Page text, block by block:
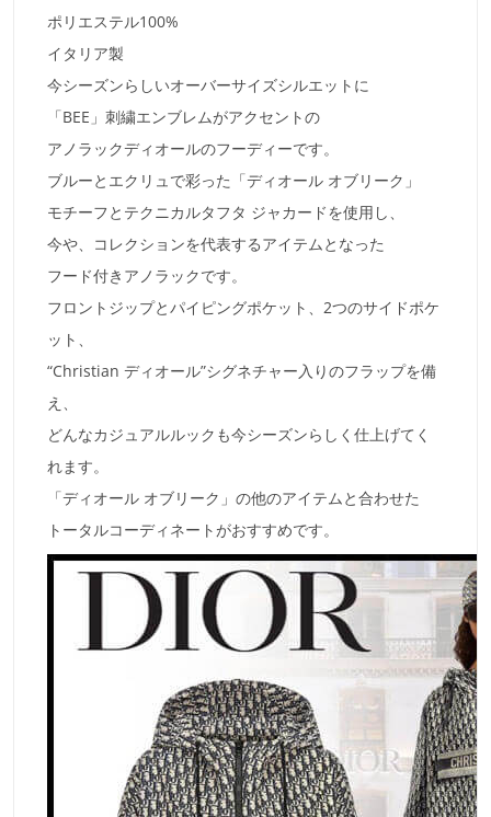
ポリエステル100%
イタリア製
今シーズンらしいオーバーサイズシルエットに
「BEE」刺繍エンブレムがアクセントの
アノラックディオールのフーディーです。
ブルーとエクリュで彩った「ディオール オブリーク」
モチーフとテクニカルタフタ ジャカードを使用し、
今や、コレクションを代表するアイテムとなった
フード付きアノラックです。
フロントジップとパイピングポケット、2つのサイドポケ
ット、
“Christian ディオール”シグネチャー入りのフラップを備
え、
どんなカジュアルルックも今シーズンらしく仕上げてく
れます。
「ディオール オブリーク」の他のアイテムと合わせた
トータルコーディネートがおすすめです。